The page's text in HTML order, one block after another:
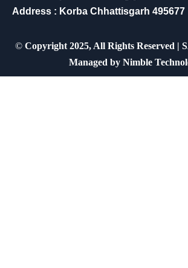
Address : Korba Chhattisgarh 495677
© Copyright 2025, All Rights Reserved |
Managed by Nimble